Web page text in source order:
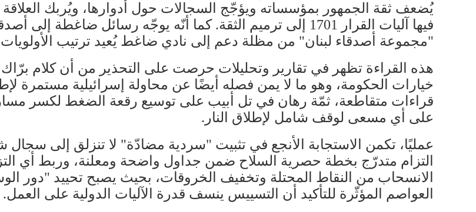
يُضعف ثقة الجمهور بمؤسساته ويؤجّج السجالات حول أدوارها، ويُربك
فيها آليات ​القرار 1701​ إلى ترميم الثقة. كما أنّه يوجّه رسائل
"مجموعة أصدقاء لبنان" من مظلة دعم إلى نادي ضاغط يُعيد ترتيب
هذه القراءة تظهر في تقارير وتحليلات حرصت على التحذير من أن كلام
خيارات الحكومة، وهو ما لا يمن فصله أيضًا عن محاولة إسرائيلية مستمرة
قراءات متقاطعة، ثمّة رهان في تل أبيب على توسيع رقعة الضغط لكسر مسار
على أي مسعى لوقف شامل لإطلاق النار.
عمليًا، تكمن الاستجابة الأنجع في تثبيت "سردية مضادّة" لا تنزلق إلى
التزام متدرّج بخطة حصرية السلاح ضمن جداول واضحة ومعلنة، وربط أي
الانسحاب من النقاط المحتلة وتخفيف الخروقات، بحيث يصبح تحييد "دور
العواصم المؤثّرة للتأكيد أن التسييس ينسف قدرة الآليات الدولية على العمل.